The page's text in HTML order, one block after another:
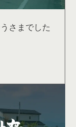
さまでした